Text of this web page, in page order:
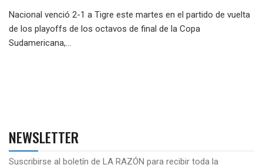
Nacional venció 2-1 a Tigre este martes en el partido de vuelta
de los playoffs de los octavos de final de la Copa
Sudamericana,...
NEWSLETTER
Suscribirse al boletín de LA RAZÓN para recibir toda la